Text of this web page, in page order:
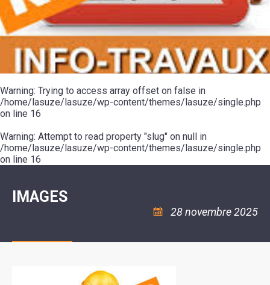
20ÈME
SIÈCLE
RÉUNIONS
DU
CONSEIL
MUNICIPAL
ARRÊTÉS
ET
DÉCISIONS
DU
MAIRE
MOT
DE
LA
MINORITÉ
LES
ÉCOLES
/
LE
COLLÈGE
ESPACE
JEUNES
11
18
:
ASSOCIATION
COULÉE
DOUCE
ENVIRONNEMENT
L'EAU
ET
L'ASSAINISSEMENT
RÉSIDENCE
AUTONOMIE
LE
CCAS
LA
POLICE
SÉCURITÉ
/
RISQUES
MAJEURS
DE
MUSIQUE
L'ÉCOLE
COMMUNAUTAIRE
DE
DANSE
PISCINE
ASSOCIATIONS
VOIE
VERTE
VISITES
ET
DÉCOUVERTES
LES
RANDONNÉES
LE
POUR
CAMPING-
CARS
TENTES
CARAVANES
LA
HALTE
FLUVIALE
LA
SUZE
Warning: Trying to access array offset on false in
/home/lasuze/lasuze/wp-content/themes/lasuze/single.php
on line 16
Warning: Attempt to read property "slug" on null in
/home/lasuze/lasuze/wp-content/themes/lasuze/single.php
on line 16
IMAGES
28 novembre 2025